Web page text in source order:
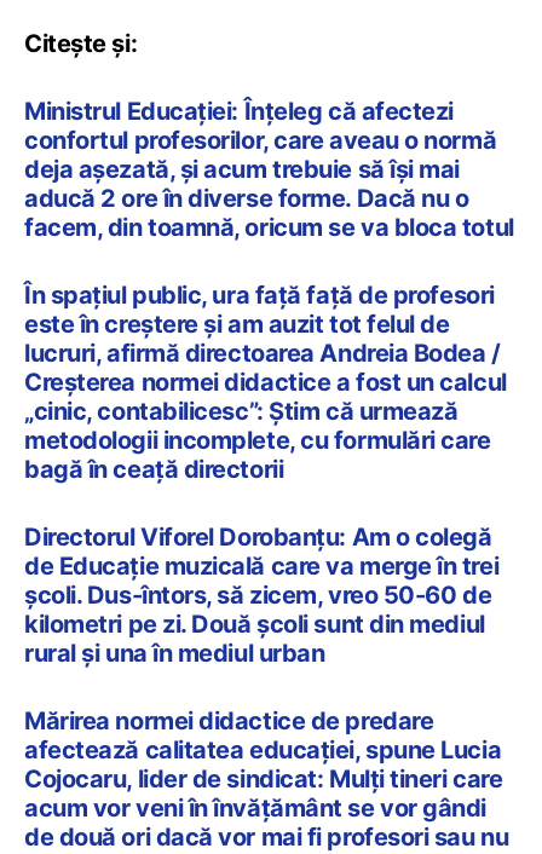
Citește și:
Ministrul Educației: Înțeleg că afectezi
confortul profesorilor, care aveau o normă
deja așezată, și acum trebuie să își mai
aducă 2 ore în diverse forme. Dacă nu o
facem, din toamnă, oricum se va bloca totul
În spațiul public, ura față față de profesori
este în creștere și am auzit tot felul de
lucruri, afirmă directoarea Andreia Bodea /
Creșterea normei didactice a fost un calcul
„cinic, contabilicesc”: Știm că urmează
metodologii incomplete, cu formulări care
bagă în ceață directorii
Directorul Viforel Dorobanțu: Am o colegă
de Educație muzicală care va merge în trei
școli. Dus-întors, să zicem, vreo 50-60 de
kilometri pe zi. Două școli sunt din mediul
rural și una în mediul urban
Mărirea normei didactice de predare
afectează calitatea educației, spune Lucia
Cojocaru, lider de sindicat: Mulți tineri care
acum vor veni în învățământ se vor gândi
de două ori dacă vor mai fi profesori sau nu